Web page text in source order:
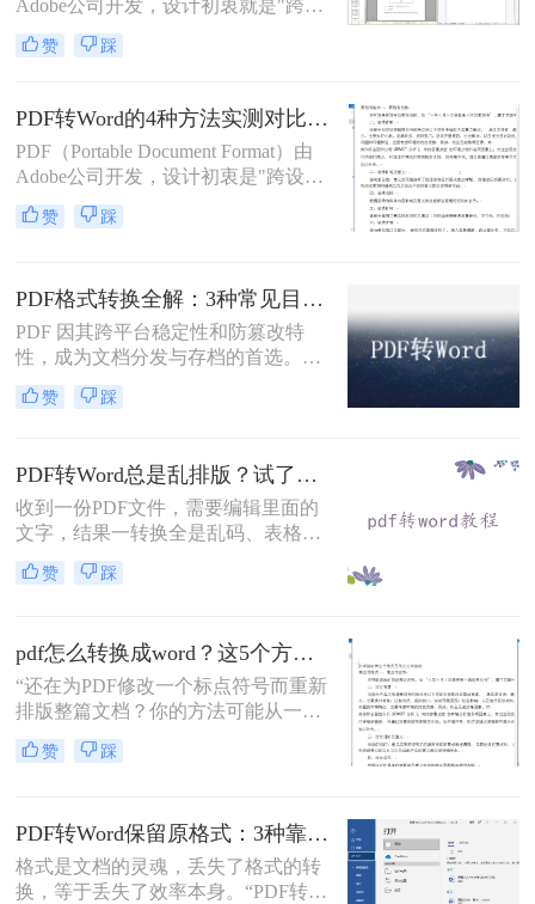
Adobe公司开发，设计初衷就是"跨设
备一致性呈现"——无论在什么设备
上打开，排版都完全一样。这个优点
用固定坐标记录每个文字、图形的精
确位置，而Word是流式排版，内容从
上到下流动、自动换行。
赞 踩
PDF转Word的4种方法实测对比（附还原度对比表）！
PDF（Portable Document Format）由
Adobe公司开发，设计初衷是"跨设备
一致性呈现"——无论在什么设备上
打开，排版都完全一样。这个优点也
位置，而Word是流式排版，内容从上
到下流动、自动换行。
赞 踩
PDF格式转换全解：3种常见目标格式及对应操作方法！
PDF 因其跨平台稳定性和防篡改特
性，成为文档分发与存档的首选。但
当需要编辑内容、调整格式或提取文
本时，将其转换为可编辑的 Word 文
流转换途径。
赞 踩
PDF转Word总是乱排版？试了好几个办法，这几个真的能用！
收到一份PDF文件，需要编辑里面的
文字，结果一转换全是乱码、表格错
位、图片跑偏——这种糟心事估计不
少人都遇到过。其实pdf怎么转换成
的PDF是什么类型、要转几个文件、
对排版要求高不高。本文就按不同场
景，把我自己实际用过、觉得靠谱的
转、批量处理、以及对排版要求高时
赞 踩
pdf怎么转换成word？这5个方法亲测有效，职场人必备技能！
“还在为PDF修改一个标点符号而重新
排版整篇文档？你的方法可能从一开
始就错了。”作为一名深耕电脑办公
软件领域多年的测评博主，小编每天
赞 踩
PDF转Word保留原格式：3种靠谱方法的关键参数配置！
格式是文档的灵魂，丢失了格式的转
换，等于丢失了效率本身。“PDF转完